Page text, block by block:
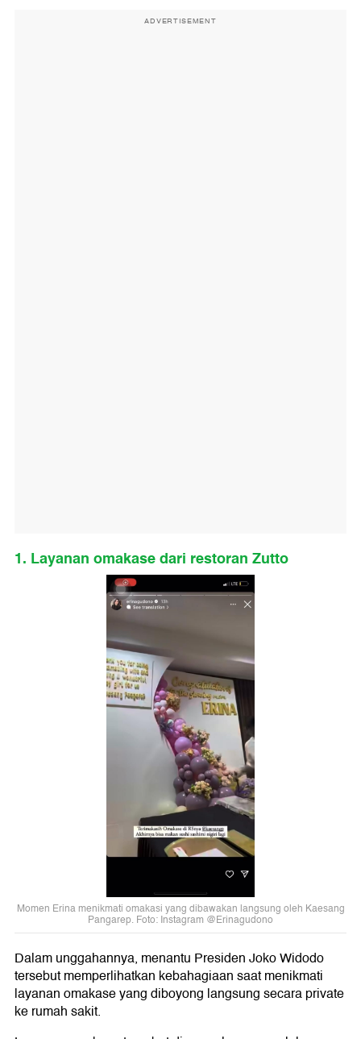
ADVERTISEMENT
1. Layanan omakase dari restoran Zutto
Momen Erina menikmati omakasi yang dibawakan langsung oleh Kaesang
Pangarep. Foto: Instagram @Erinagudono
Dalam unggahannya, menantu Presiden Joko Widodo
tersebut memperlihatkan kebahagiaan saat menikmati
layanan omakase yang diboyong langsung secara private
ke rumah sakit.